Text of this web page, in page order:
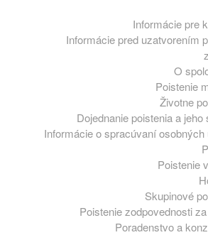
Informácie pre
Informácie pred uzatvorením
O
Poistenie
Životne
Dojednanie poistenia a jeho
Informácie o spracúvaní osobných
Poistenie
Skupinové
Poistenie zodpovednosti
Poradenstvo a